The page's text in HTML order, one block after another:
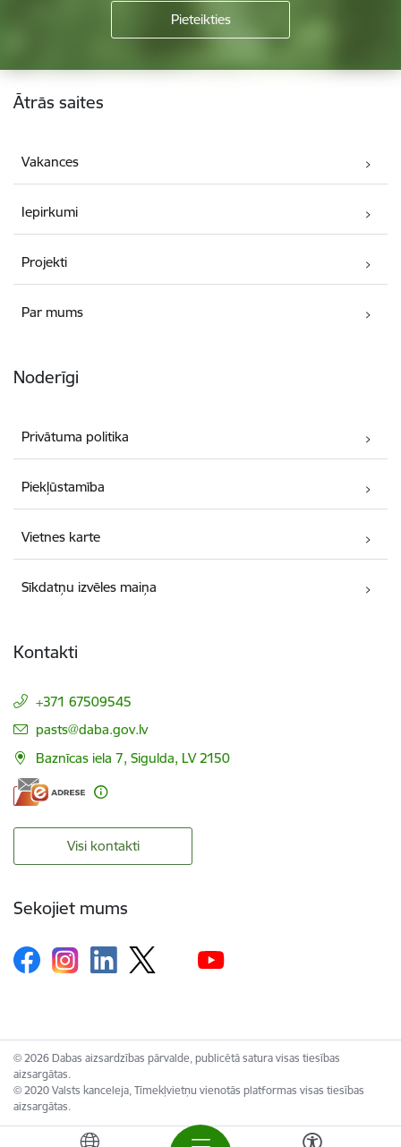
Kājene
Ātrās saites
Vakances
Iepirkumi
Projekti
Par mums
Noderīgi
Privātuma politika
Piekļūstamība
Vietnes karte
Sīkdatņu izvēles maiņa
Kontakti
+371 67509545
E-pasts:
pasts@daba.gov.lv
Baznīcas iela 7, Sigulda, LV 2150
Visi kontakti
Sekojiet mums
© 2026 Dabas aizsardzības pārvalde, publicētā satura visas tiesības
aizsargātas.
© 2020 Valsts kanceleja, Tīmekļvietņu vienotās platformas visas tiesības
aizsargātas.